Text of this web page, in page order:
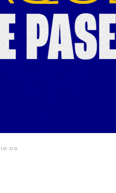
10:00